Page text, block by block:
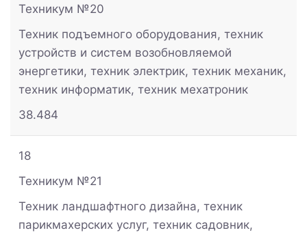
Техникум №20
Техник подъемного оборудования, техник
устройств и систем возобновляемой
энергетики, техник электрик, техник механик,
техник информатик, техник мехатроник
38.484
18
Техникум №21
Техник ландшафтного дизайна, техник
парикмахерских услуг, техник садовник,